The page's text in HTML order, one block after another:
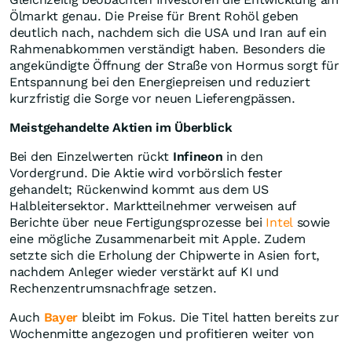
Ölmarkt genau. Die Preise für Brent Rohöl geben
deutlich nach, nachdem sich die USA und Iran auf ein
Rahmenabkommen verständigt haben. Besonders die
angekündigte Öffnung der Straße von Hormus sorgt für
Entspannung bei den Energiepreisen und reduziert
kurzfristig die Sorge vor neuen Lieferengpässen.
Meistgehandelte Aktien im Überblick
Bei den Einzelwerten rückt Infineon in den
Vordergrund. Die Aktie wird vorbörslich fester
gehandelt; Rückenwind kommt aus dem US
Halbleitersektor. Marktteilnehmer verweisen auf
Berichte über neue Fertigungsprozesse bei Intelsowie
eine mögliche Zusammenarbeit mit Apple. Zudem
setzte sich die Erholung der Chipwerte in Asien fort,
nachdem Anleger wieder verstärkt auf KI und
Rechenzentrumsnachfrage setzen.
Auch Bayer bleibt im Fokus. Die Titel hatten bereits zur
Wochenmitte angezogen und profitieren weiter von